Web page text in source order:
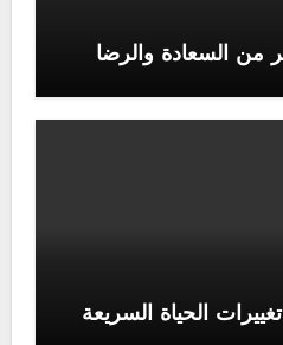
من السعادة والرضا
الحياة السريعة